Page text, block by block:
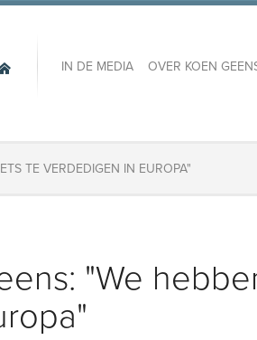
IN DE MEDIA OVER KOEN
TE VERDEDIGEN IN EUROPA"
"We